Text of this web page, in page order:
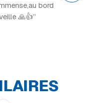
bord
🙏👍”